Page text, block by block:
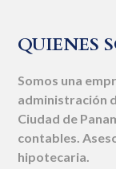
QUIENES
Somos una
administración
Ciudad de
contables.
hipotecaria.